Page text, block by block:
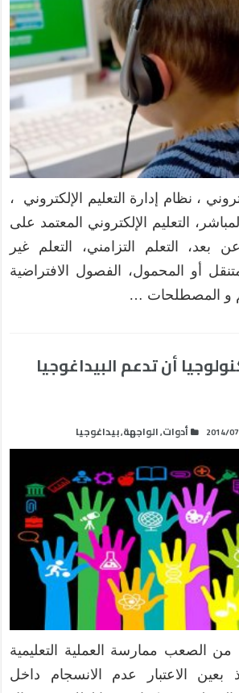
، نظام إدارة التعليم الإلكتروني ،
التعليم الإلكتروني المعتمد على
بعد، التعلم التزامني، التعلم غير
أو المحمول، الفصول الافتراضية
و المصطلحات …
أن تدعم البيداغوجيا
2014/ أدوات,الواجهة,بيداغوجيا
الصعب ممارسة العملية التعليمية
بعين الاعتبار عدم الانسجام داخل